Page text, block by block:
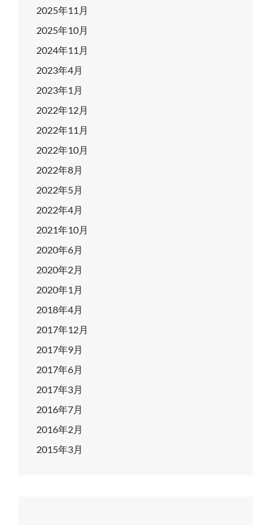
2025年11月
2025年10月
2024年11月
2023年4月
2023年1月
2022年12月
2022年11月
2022年10月
2022年8月
2022年5月
2022年4月
2021年10月
2020年6月
2020年2月
2020年1月
2018年4月
2017年12月
2017年9月
2017年6月
2017年3月
2016年7月
2016年2月
2015年3月